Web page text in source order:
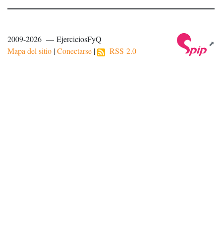
2009-2026 — EjerciciosFyQ
Mapa del sitio |Conectarse | RSS 2.0